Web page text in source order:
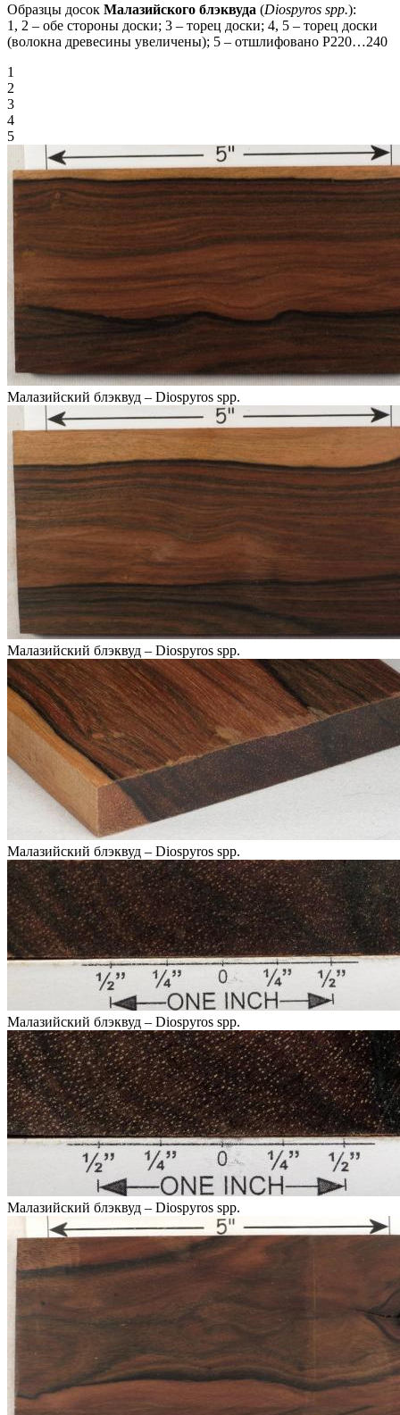
Образцы досок Малазийского блэквуда (Diospyros spp.):
1, 2 – обе стороны доски; 3 – торец доски; 4, 5 – торец доски
(волокна древесины увеличены); 5 – отшлифовано P220…240
1
2
3
4
5
Малазийский блэквуд – Diospyros spp.
Малазийский блэквуд – Diospyros spp.
Малазийский блэквуд – Diospyros spp.
Малазийский блэквуд – Diospyros spp.
Малазийский блэквуд – Diospyros spp.